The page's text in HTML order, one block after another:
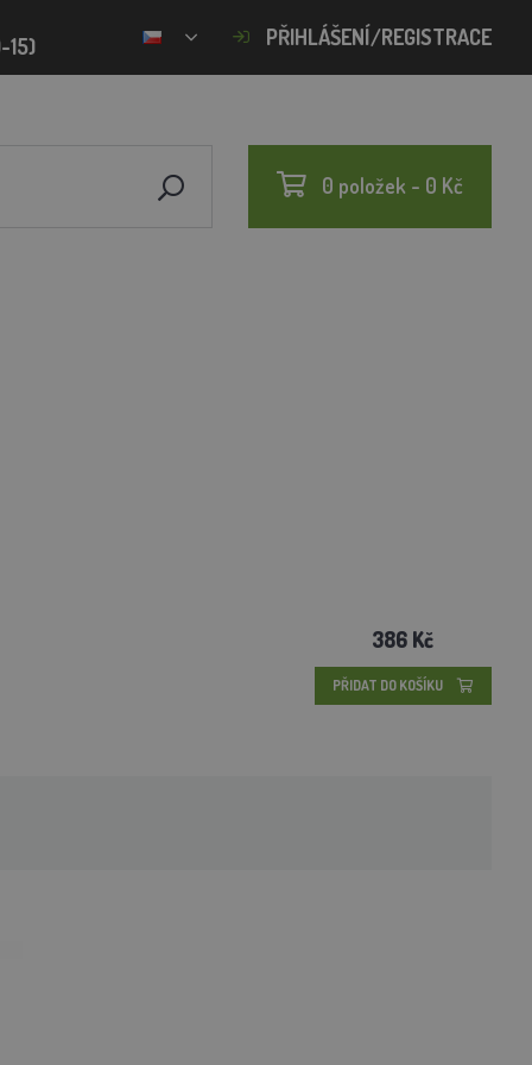
15) PŘIHLÁŠENÍ/REGISTRACE
0 položek - 0 Kč
386 Kč
PŘIDAT DO KOŠÍKU